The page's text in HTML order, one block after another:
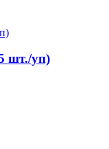
шт./уп)